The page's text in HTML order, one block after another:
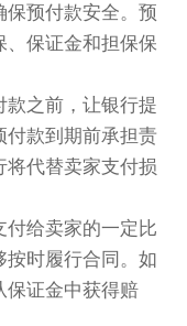
保预付款安全。预
、保证金和担保保
款之前，让银行提
付款到期前承担责
将代替卖家支付损
付给卖家的一定比
按时履行合同。如
保证金中获得赔